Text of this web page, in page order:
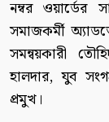
নম্বর
সমাজকর্মী
সমন্বয়কারী
হালদার, যুব
প্রমুখ।